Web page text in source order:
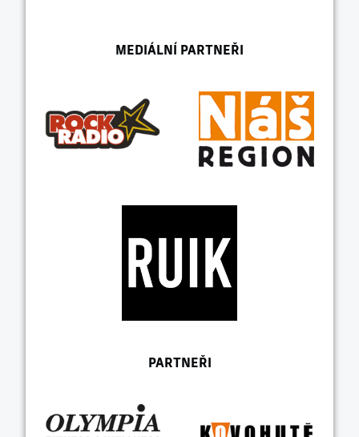
MEDIÁLNÍ PARTNEŘI
PARTNEŘI